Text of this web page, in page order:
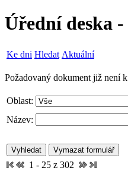
Úřední deska -
Ke dni Hledat Aktuální
Požadovaný dokument již není
Oblast:
Název:
1 - 25 z 302